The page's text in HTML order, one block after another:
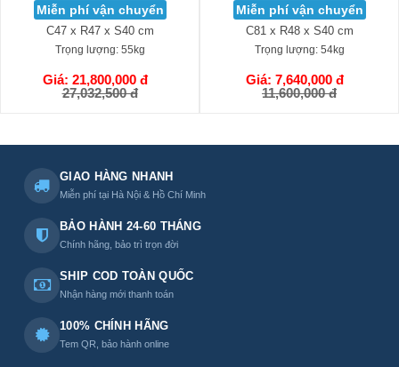
Miễn phí vận chuyển
C47 x R47 x S40 cm
Trọng lượng:55kg
Giá: 21,800,000 đ
27,032,500 đ
GIỎ HÀNG
Miễn phí vận chuyển
C81 x R48 x S40 cm
Trọng lượng:54kg
Giá: 7,640,000 đ
11,600,000 đ
GIỎ HÀNG
GIAO HÀNG NHANH
Miễn phí tại Hà Nội & Hồ Chí Minh
BẢO HÀNH 24-60 THÁNG
Chính hãng, bảo trì trọn đời
SHIP COD TOÀN QUỐC
Nhận hàng mới thanh toán
100% CHÍNH HÃNG
Tem QR, bảo hành online